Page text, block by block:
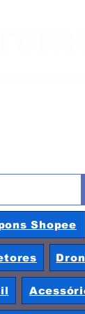
Shopee